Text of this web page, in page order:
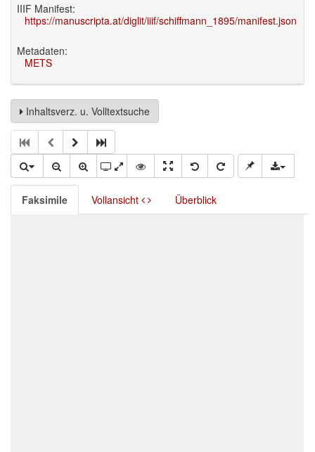
IIIF Manifest:
https://manuscripta.at/diglit/iiif/schiffmann_1895/manifest.json
Metadaten:
METS
Inhaltsverz. u. Volltextsuche
Faksimile Vollansicht Überblick